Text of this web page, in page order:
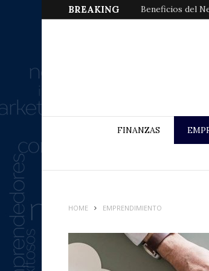
BREAKING Beneficios del
FINANZAS
HOME EMPRENDIMIENTO